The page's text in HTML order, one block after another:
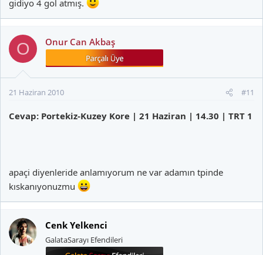
gidiyo 4 gol atmış.
O Onur Can Akbaş
21 Haziran 2010 #11
Cevap: Portekiz-Kuzey Kore | 21 Haziran | 14.30 | TRT 1
apaçi diyenleride anlamıyorum ne var adamın tpinde
kıskanıyonuzmu
Cenk Yelkenci
GalataSarayı Efendileri